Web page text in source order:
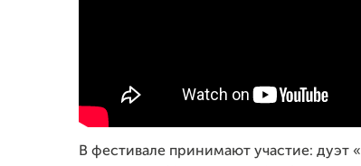
В фестивале принимают участие: